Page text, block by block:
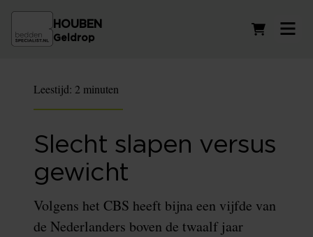
HOUBEN
Geldrop
Leestijd: 2 minuten
Slecht slapen versus
gewicht
Volgens het CBS heeft bijna een vijfde van
de Nederlanders boven de twaalf jaar